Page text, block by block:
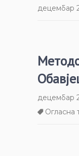
децембар
децембар
Огласна